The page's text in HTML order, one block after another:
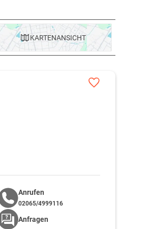
KARTENANSICHT
Anrufen
02065/4999116
Anfragen